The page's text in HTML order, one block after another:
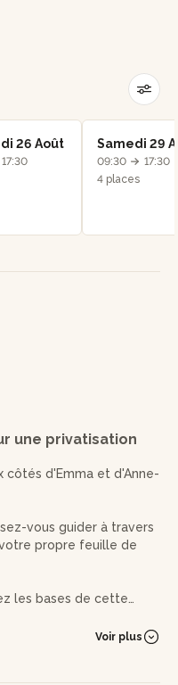
les filtres
26 Août
17:30
Samedi 29
09:30
17:30
4 places
une privatisation
côtés d'Emma et d'Anne-
vous guider à travers
propre feuille de
les bases de cette
Voir plus